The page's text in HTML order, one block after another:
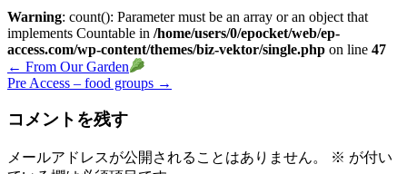
Warning: count(): Parameter must be an array or an object that
implements Countable in /home/users/0/epocket/web/ep-
access.com/wp-content/themes/biz-vektor/single.php on line 47
← From Our Garden
Pre Access – food groups →
コメントを残す
メールアドレスが公開されることはありません。 ※ が付い